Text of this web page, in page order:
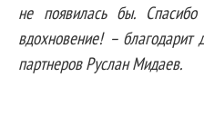
не появилась бы.
вдохновение! – благодарит
партнеров Руслан Мидаев.